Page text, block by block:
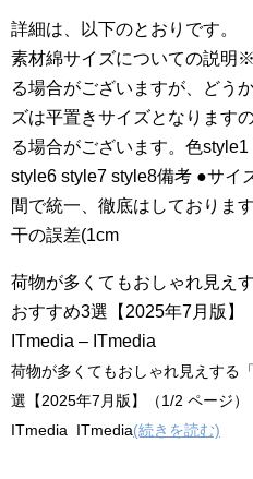
詳細は、以下のとおりです。
素材綿サイズについての説明
る場合がございますが、どう
ズは平置きサイズとなります
る場合がございます。色
style6 style7 style8備考 ●サイ
間で統一、徹底はしておりま
干の誤差(1cm
荷物が多くてもおしゃれ見え
おすすめ3選【2025年7月版】
ITmedia – ITmedia
荷物が多くてもおしゃれ見えする
選【2025年7月版】（1/2 ページ
ITmedia ITmedia(続きを読む)